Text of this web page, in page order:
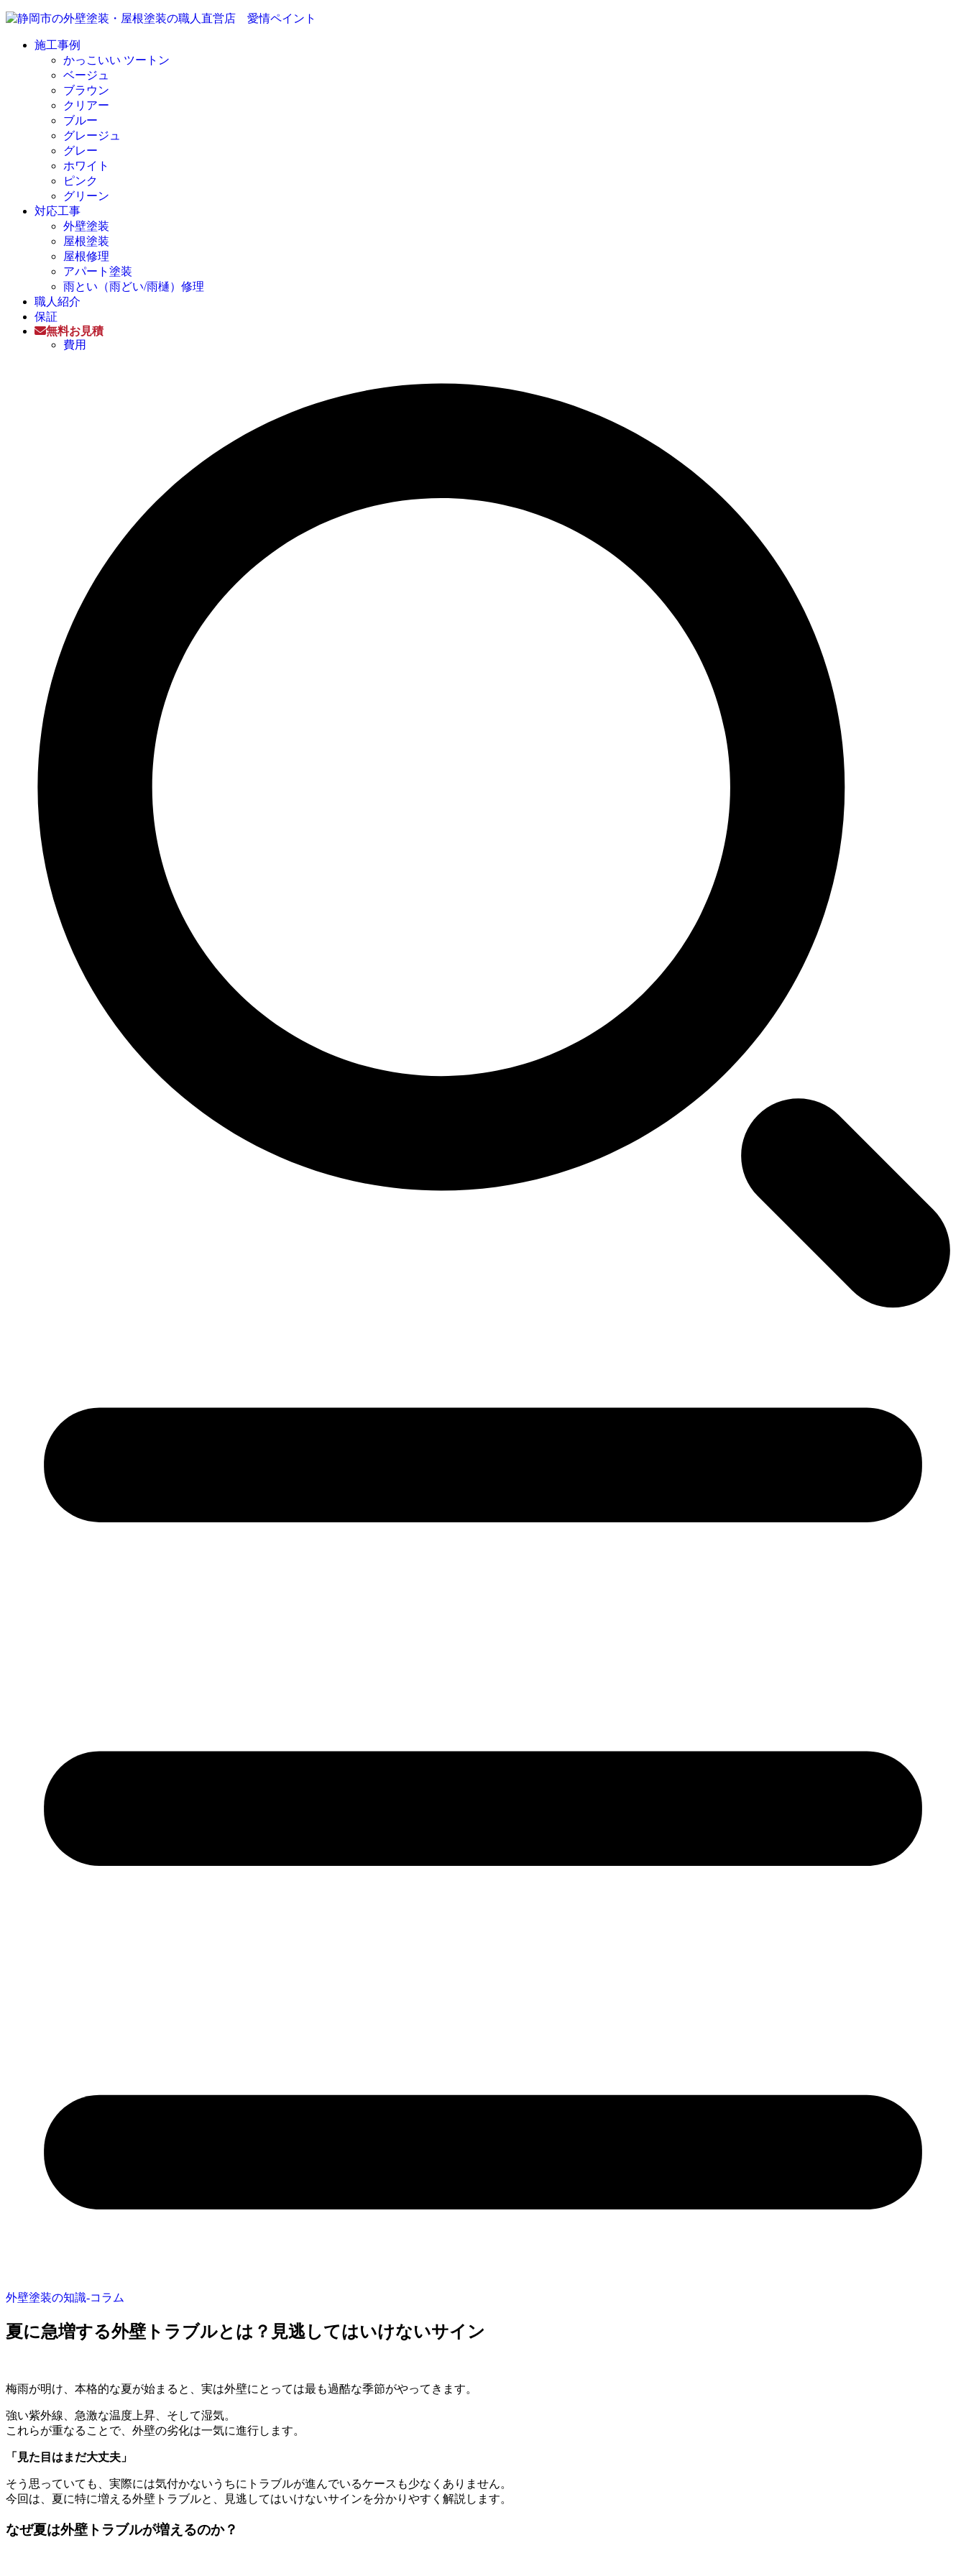
施工事例
かっこいい ツートン
ベージュ
ブラウン
クリアー
ブルー
グレージュ
グレー
ホワイト
ピンク
グリーン
対応工事
外壁塗装
屋根塗装
屋根修理
アパート塗装
雨とい（雨どい/雨樋）修理
職人紹介
保証
無料お見積
費用
外壁塗装の知識‐コラム
夏に急増する外壁トラブルとは？見逃してはいけないサイン
梅雨が明け、本格的な夏が始まると、実は外壁にとっては最も過酷な季節がやってきます。
強い紫外線、急激な温度上昇、そして湿気。
これらが重なることで、外壁の劣化は一気に進行します。
「見た目はまだ大丈夫」
そう思っていても、実際には気付かないうちにトラブルが進んでいるケースも少なくありません。
今回は、夏に特に増える外壁トラブルと、見逃してはいけないサインを分かりやすく解説します。
なぜ夏は外壁トラブルが増えるのか？